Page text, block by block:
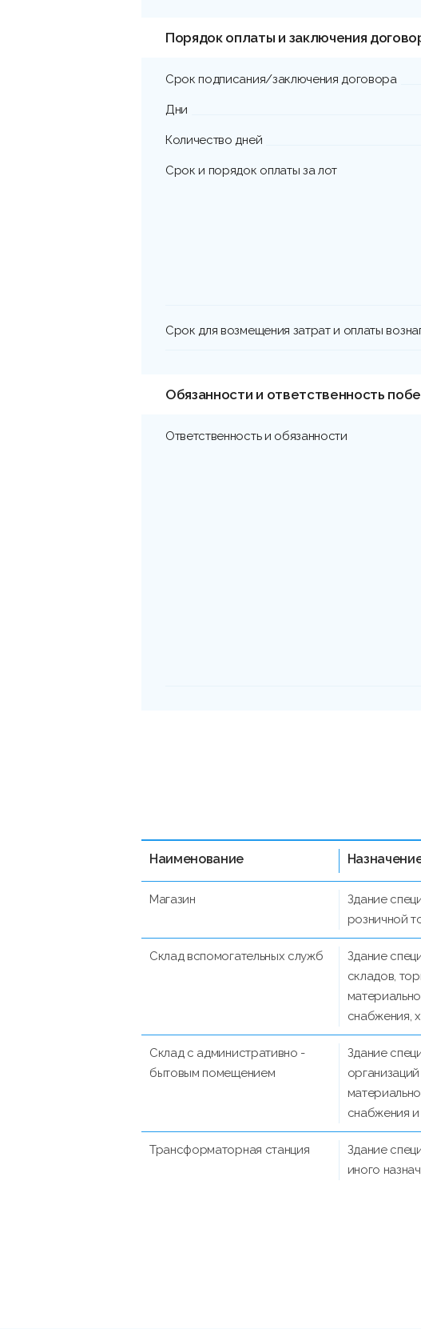
Порядок оплаты и заключения
Срок подписания/заключения договора
Дни
Количество дней
Срок и порядок оплаты за лот
Срок для возмещения затрат и оплаты
Обязанности и ответственность
Ответственность и обязанности
Наименование
Магазин
Здание
розничной
Склад вспомогательных служб
Здание
складов,
снабжения,
Склад с административно -
бытовым помещением
Здание
снабжения
Трансформаторная станция
Здание
иного